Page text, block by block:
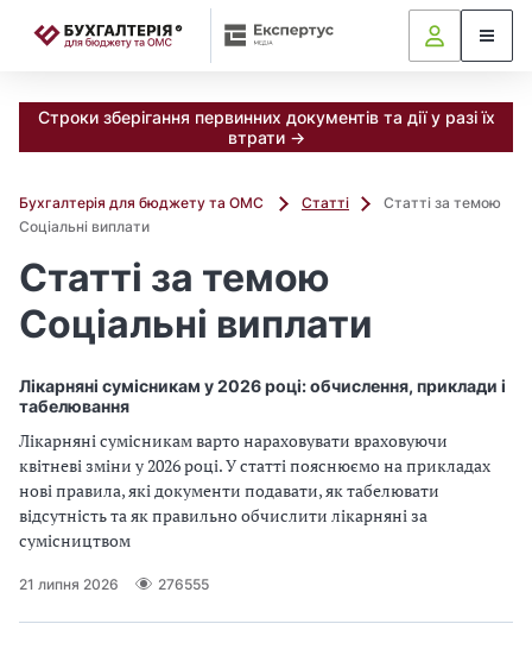
Строки зберігання первинних документів та дії у разі їх
втрати →
Бухгалтерія для бюджету та ОМС Статті
Статті за темою
Соціальні виплати
Статті за темою
Соціальні виплати
Лікарняні сумісникам у 2026 році: обчислення, приклади і
табелювання
Лікарняні сумісникам варто нараховувати враховуючи
квітневі зміни у 2026 році. У статті пояснюємо на прикладах
нові правила, які документи подавати, як табелювати
відсутність та як правильно обчислити лікарняні за
сумісництвом
21 липня 2026 276555